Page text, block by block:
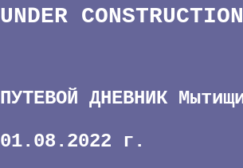
UNDER
ПУТЕВОЙ ДНЕВНИК
01.08.2022 г.